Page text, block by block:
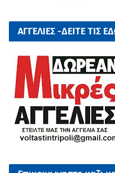
ΑΓΓΕΛΙΕΣ -ΔΕΙΤΕ ΤΙΣ